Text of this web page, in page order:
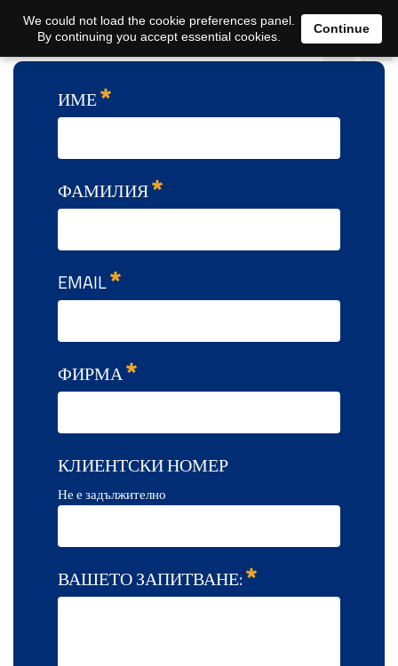
ИМЕ
ФАМИЛИЯ
EMAIL
ФИРМА
КЛИЕНТСКИ НОМЕР
Не е задължително
ВАШЕТО ЗАПИТВАНЕ:
We could not load the cookie preferences panel.
By continuing you accept essential cookies.
Continue